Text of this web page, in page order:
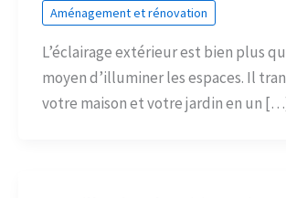
Aménagement et rénovation
L’éclairage extérieur est bien plus
moyen d’illuminer les espaces. Il
votre maison et votre jardin en un